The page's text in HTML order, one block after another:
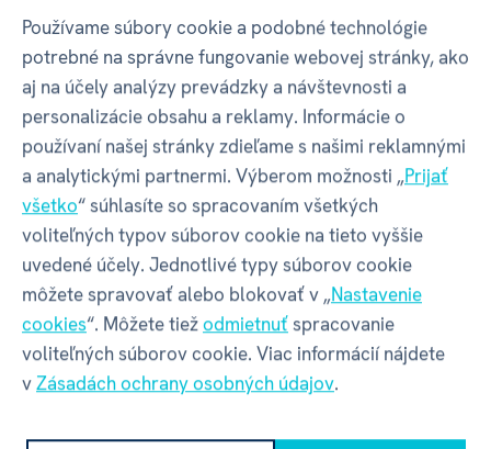
NÁUČNÉ KNIHY ALBI
Vlastnosti
Kód produktu
EAN 9788089773206
Katalógové číslo
Doba hrania
Používame súbory cookie a podobné technológie
potrebné na správne fungovanie webovej stránky, ako
aj na účely analýzy prevádzky a návštevnosti a
personalizácie obsahu a reklamy. Informácie o
používaní našej stránky zdieľame s našimi reklamnými
a analytickými partnermi. Výberom možnosti „Prijať
všetko“ súhlasíte so spracovaním všetkých
voliteľných typov súborov cookie na tieto vyššie
uvedené účely. Jednotlivé typy súborov cookie
môžete spravovať alebo blokovať v „Nastavenie
cookies“. Môžete tiežodmietnuťspracovanie
voliteľných súborov cookie. Viac informácií nájdete
vZásadách ochrany osobných údajov.